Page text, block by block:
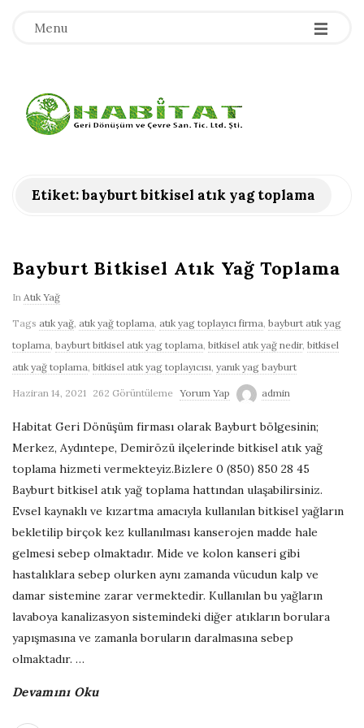
Menu -
-
-
H
t
a
t
G
e
r
i
D
ö
n
ü
ş
Etiket:bayburt bitkisel atık yag toplama
Bayburt Bitkisel Atık Yağ Toplama
In Atık Yağ
Tags atık yağ, atık yağ toplama, atık yag toplayıcı firma, bayburt atık yag
toplama, bayburt bitkisel atık yag toplama, bitkisel atık yağ nedir, bitkisel
atık yağ toplama, bitkisel atık yag toplayıcısı, yanık yag bayburt
Haziran 14, 2021 262 Görüntüleme Yorum Yap admin
Habitat Geri Dönüşüm firması olarak Bayburt bölgesinin;
Merkez, Aydıntepe, Demirözü ilçelerinde bitkisel atık yağ
toplama hizmeti vermekteyiz.Bizlere 0 (850) 850 28 45
Bayburt bitkisel atık yağ toplama hattından ulaşabilirsiniz.
Evsel kaynaklı ve kızartma amacıyla kullanılan bitkisel yağların
bekletilip birçok kez kullanılması kanserojen madde hale
gelmesi sebep olmaktadır. Mide ve kolon kanseri gibi
hastalıklara sebep olurken aynı zamanda vücudun kalp ve
damar sistemine zarar vermektedir. Kullanılan bu yağların
lavaboya kanalizasyon sistemindeki diğer atıkların borulara
yapışmasına ve zamanla boruların daralmasına sebep
olmaktadır. …
Devamını Oku